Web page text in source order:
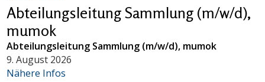
Abteilungsleitung Sammlung (m/w/d),
mumok
Abteilungsleitung Sammlung (m/w/d), mumok
9. August 2026
Nähere Infos